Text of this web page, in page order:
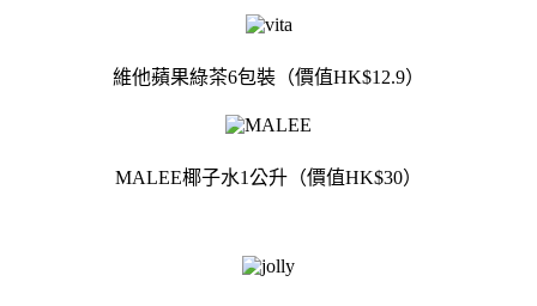
維他蘋果綠茶6包裝（價值HK$12.9）
MALEE椰子水1公升（價值HK$30）